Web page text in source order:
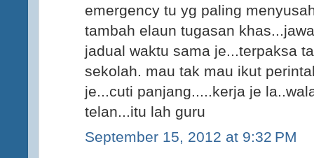
emergency tu yg paling
tambah elaun tugasan
jadual waktu sama je...terpaksa
sekolah. mau tak mau ikut
je...cuti panjang.....kerja je
telan...itu lah guru
September 15, 2012 at 9:32 PM